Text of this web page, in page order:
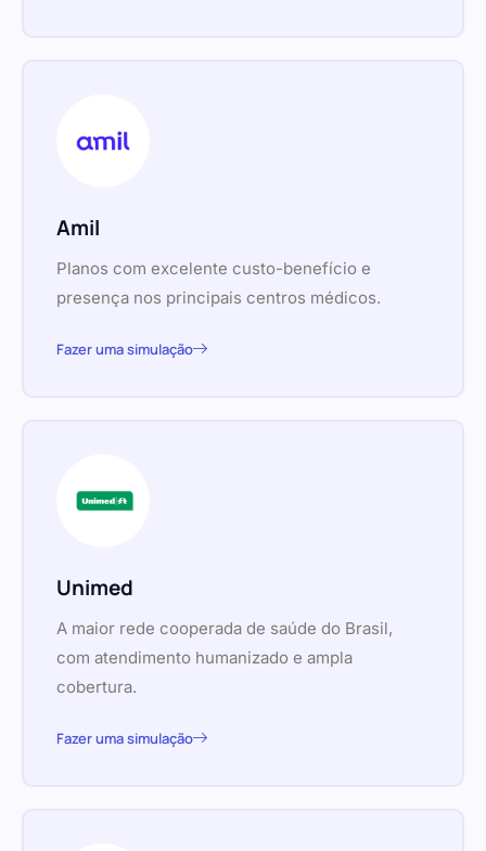
Amil
Planos com excelente custo-benefício e
presença nos principais centros médicos.
Fazer uma simulação
Unimed
A maior rede cooperada de saúde do Brasil,
com atendimento humanizado e ampla
cobertura.
Fazer uma simulação